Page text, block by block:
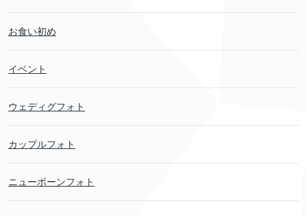
お食い初め
イベント
ウェディグフォト
カップルフォト
ニューボーンフォト